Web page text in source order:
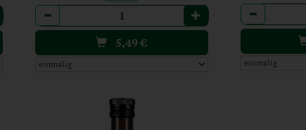
Anzahl
5,49€
Anzahl